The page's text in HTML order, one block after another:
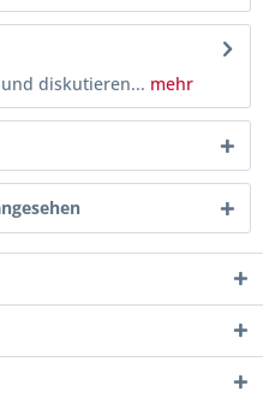
diskutieren... mehr